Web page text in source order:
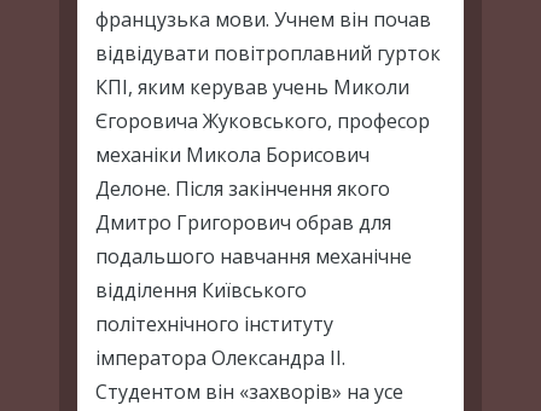
французька мови. Учнем він почав
відвідувати повітроплавний гурток
КПІ, яким керував учень Миколи
Єгоровича Жуковського, професор
механіки Микола Борисович
Делоне. Після закінчення якого
Дмитро Григорович обрав для
подальшого навчання механічне
відділення Київського
політехнічного інституту
імператора Олександра ІІ.
Студентом він «захворів» на усе